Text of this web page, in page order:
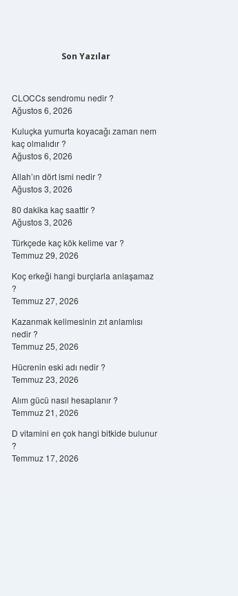
Son Yazılar
CLOCCs sendromu nedir ?
Ağustos 6, 2026
Kuluçka yumurta koyacağı zaman nem
kaç olmalıdır ?
Ağustos 6, 2026
Allah’ın dört ismi nedir ?
Ağustos 3, 2026
80 dakika kaç saattir ?
Ağustos 3, 2026
Türkçede kaç kök kelime var ?
Temmuz 29, 2026
Koç erkeği hangi burçlarla anlaşamaz
?
Temmuz 27, 2026
Kazanmak kelimesinin zıt anlamlısı
nedir ?
Temmuz 25, 2026
Hücrenin eski adı nedir ?
Temmuz 23, 2026
Alım gücü nasıl hesaplanır ?
Temmuz 21, 2026
D vitamini en çok hangi bitkide bulunur
?
Temmuz 17, 2026